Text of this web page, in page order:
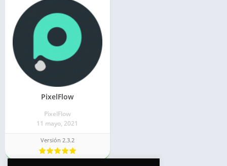
PixelFlow
PixelFlow
11 mayo, 2021
Versión 2.3.2